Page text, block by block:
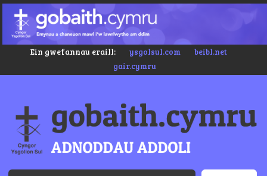
Ein gwefannau eraill: ysgolsul.com
beibl.net
gair.cymru